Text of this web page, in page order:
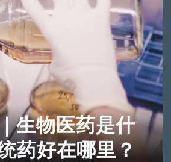
生物医药是什
药好在哪里？